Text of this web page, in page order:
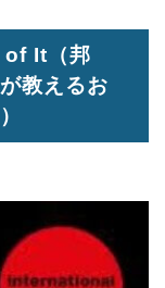
of It （邦
教えるお